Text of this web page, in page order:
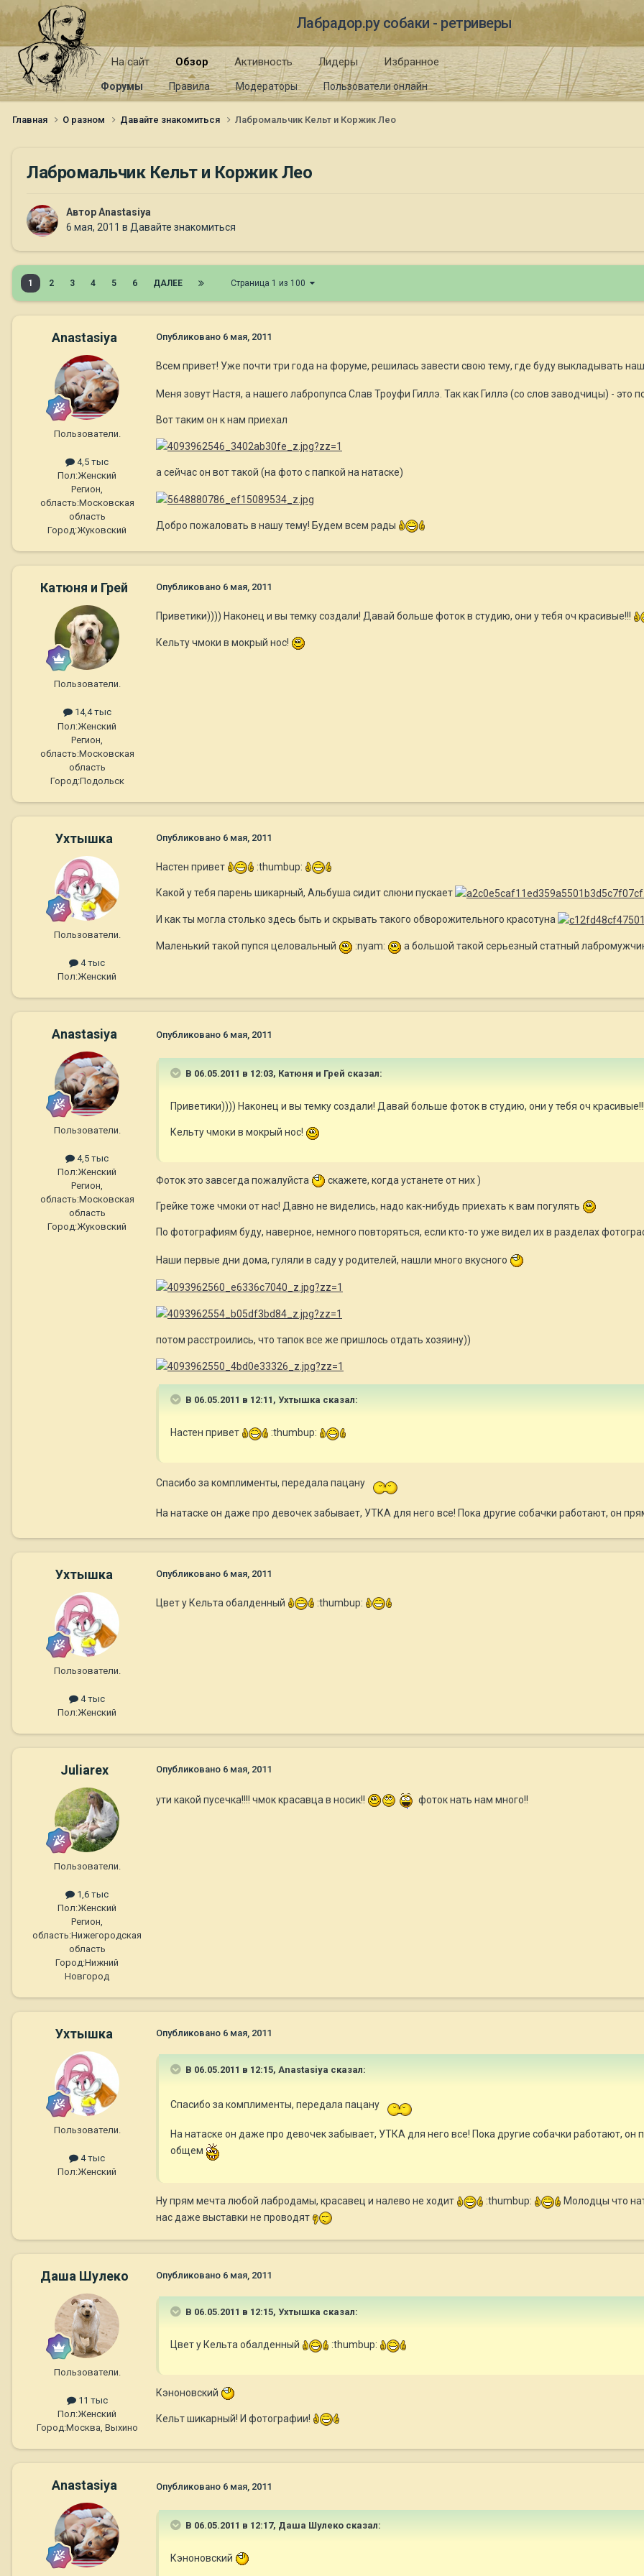
Лабрадор.ру собаки - ретриверы
На сайт Обзор
Форумы Правила Модераторы Пользователи онлайн
Активность Лидеры Избранное
Главная О разном Давайте знакомиться Лабромальчик Кельт и Коржик Лео
Лабромальчик Кельт и Коржик Лео
АвторAnastasiya
6 мая, 2011 в Давайте знакомиться
1 2 3 4 5 6 ДАЛЕЕ Страница 1 из 100
Anastasiya
Пользователи.
4,5 тыс
Пол:Женский
Регион,
область:Московская
область
Город:Жуковский
Опубликовано 6 мая, 2011
Всем привет! Уже почти три года на форуме, решилась завести свою тему, где буду выкладывать
Меня зовут Настя, а нашего лабропупса Слав Троуфи Гиллэ. Так как Гиллэ (со слов заводчицы) - это
Вот таким он к нам приехал
а сейчас он вот такой (на фото с папкой на натаске)
Добро пожаловать в нашу тему! Будем всем рады
Катюня и Грей
Пользователи.
14,4 тыс
Пол:Женский
Регион,
область:Московская
область
Город:Подольск
Опубликовано 6 мая, 2011
Приветики)))) Наконец и вы темку создали! Давай больше фоток в студию, они у тебя оч красивые!!!
Кельту чмоки в мокрый нос!
Ухтышка
Пользователи.
4 тыс
Пол:Женский
Опубликовано 6 мая, 2011
Настен привет :thumbup:
Какой у тебя парень шикарный, Альбуша сидит слюни пускает
И как ты могла столько здесь быть и скрывать такого обворожительного красотуна
Маленький такой пупся целовальный :nyam: а большой такой серьезный статный
Anastasiya
Пользователи.
4,5 тыс
Пол:Женский
Регион,
область:Московская
область
Город:Жуковский
Опубликовано 6 мая, 2011
В 06.05.2011 в 12:03, Катюня и Грей сказал:
Приветики)))) Наконец и вы темку создали! Давай больше фоток в студию, они у тебя оч
Кельту чмоки в мокрый нос!
Фоток это завсегда пожалуйста скажете, когда устанете от них )
Грейке тоже чмоки от нас! Давно не виделись, надо как-нибудь приехать к вам погулять
По фотографиям буду, наверное, немного повторяться, если кто-то уже видел их в разделах
Наши первые дни дома, гуляли в саду у родителей, нашли много вкусного
потом расстроились, что тапок все же пришлось отдать хозяину))
В 06.05.2011 в 12:11, Ухтышка сказал:
Настен привет :thumbup:
Спасибо за комплименты, передала пацану
На натаске он даже про девочек забывает, УТКА для него все! Пока другие собачки работают, он
Ухтышка
Пользователи.
4 тыс
Пол:Женский
Опубликовано 6 мая, 2011
Цвет у Кельта обалденный :thumbup:
Juliarex
Пользователи.
1,6 тыс
Пол:Женский
Регион,
область:Нижегородская
область
Город:Нижний
Новгород
Опубликовано 6 мая, 2011
ути какой пусечка!!!! чмок красавца в носик!! фоток нать нам много!!
Ухтышка
Пользователи.
4 тыс
Пол:Женский
Опубликовано 6 мая, 2011
В 06.05.2011 в 12:15, Anastasiya сказал:
Спасибо за комплименты, передала пацану
На натаске он даже про девочек забывает, УТКА для него все! Пока другие собачки работают, он
общем
Ну прям мечта любой лабродамы, красавец и налево не ходит :thumbup:
Молодцы что
нас даже выставки не проводят
Даша Шулеко
Пользователи.
11 тыс
Пол:Женский
Город:Москва, Выхино
Опубликовано 6 мая, 2011
В 06.05.2011 в 12:15, Ухтышка сказал:
Цвет у Кельта обалденный :thumbup:
Кэноновский
Кельт шикарный! И фотографии!
Anastasiya Опубликовано 6 мая, 2011
В 06.05.2011 в 12:17, Даша Шулеко сказал:
Кэноновский